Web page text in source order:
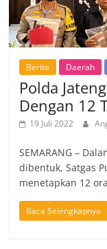
Berita Daerah
Polda
Dengan 12
19 Juli 2022
SEMARANG –
dibentuk, Satgas
menetapkan 12
Baca Selengkapnya